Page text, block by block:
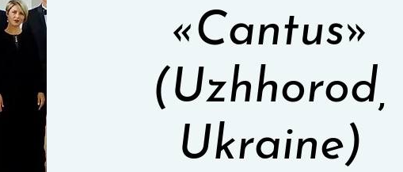
«Cantus»
(Uzhhorod,
Ukraine)